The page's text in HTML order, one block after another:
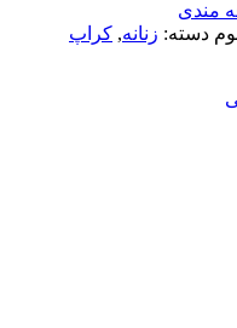
مندی
دسته: زنانه, کراپ